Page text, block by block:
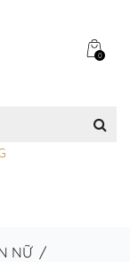
0
NỮ/